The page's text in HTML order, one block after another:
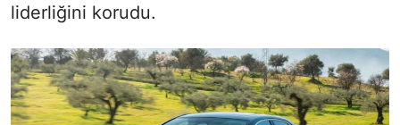
liderliğini korudu.